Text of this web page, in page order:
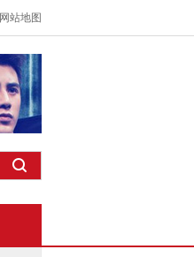
网站地图